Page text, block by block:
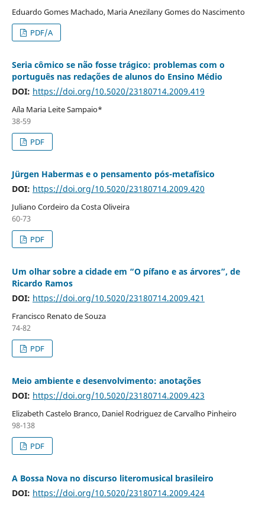
Eduardo Gomes Machado, Maria Anezilany Gomes do Nascimento
PDF/A
Seria cômico se não fosse trágico: problemas com o
português nas redações de alunos do Ensino Médio
DOI: https://doi.org/10.5020/23180714.2009.419
Aíla Maria Leite Sampaio*
38-59
PDF
Jürgen Habermas e o pensamento pós-metafísico
DOI: https://doi.org/10.5020/23180714.2009.420
Juliano Cordeiro da Costa Oliveira
60-73
PDF
Um olhar sobre a cidade em “O pífano e as árvores”, de
Ricardo Ramos
DOI: https://doi.org/10.5020/23180714.2009.421
Francisco Renato de Souza
74-82
PDF
Meio ambiente e desenvolvimento: anotações
DOI: https://doi.org/10.5020/23180714.2009.423
Elizabeth Castelo Branco, Daniel Rodriguez de Carvalho Pinheiro
98-138
PDF
A Bossa Nova no discurso literomusical brasileiro
DOI: https://doi.org/10.5020/23180714.2009.424